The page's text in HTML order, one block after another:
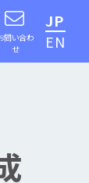
問い合わ
せ
JP
EN